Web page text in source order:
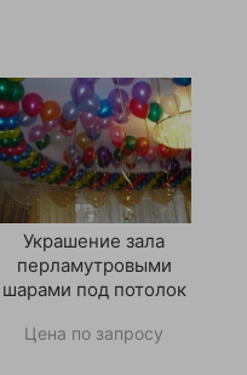
Украшение зала
перламутровыми
шарами под потолок
Цена по запросу